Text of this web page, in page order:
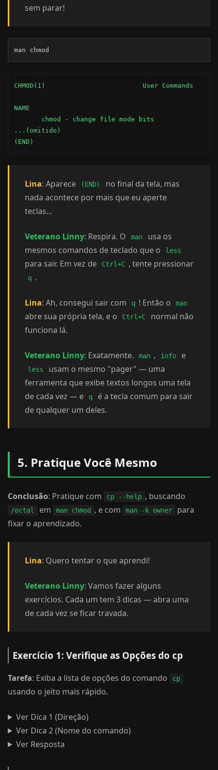
sem parar!
man chmod
CHMOD(1)                         User Commands
NAME
       chmod - change file mode bits
...(omitido)
(END)
Lina: Aparece (END)
no final da tela, mas
nada acontece por mais que eu aperte
teclas...
Veterano Linny: Respira. O man
usa os
mesmos comandos de teclado que o
less
para sair. Em vez de Ctrl+C , tente pressionar
q .
Lina: Ah, consegui sair com q ! Então o man
abre sua própria tela, e o Ctrl+C
normal não
funciona lá.
Veterano Linny: Exatamente. man , info e
less
usam o mesmo "pager" — uma
ferramenta que exibe textos longos uma tela
de cada vez — e
q
é a tecla comum para sair
de qualquer um deles.
5. Pratique Você Mesmo
Conclusão: Pratique com cp --help , buscando
/octal em man chmod , e com man -k owner
para
fixar o aprendizado.
Lina: Quero tentar o que aprendi!
Veterano Linny: Vamos fazer alguns
exercícios. Cada um tem 3 dicas — abra uma
de cada vez se ficar travada.
Exercício 1: Verifique as Opções do cp
Tarefa: Exiba a lista de opções do comando cp
usando o jeito mais rápido.
Ver Dica 1 (Direção)
Ver Dica 2 (Nome do comando)
Ver Resposta